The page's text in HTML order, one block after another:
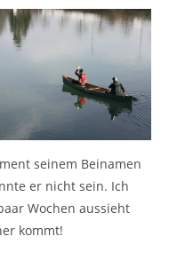
seinem Beinamen
er nicht sein. Ich
Wochen aussieht
kommt!